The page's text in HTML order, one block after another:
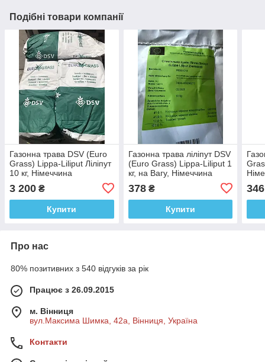
Подібні товари компанії
Газонна трава DSV (Euro
Grass) Lippa-Liliput Ліліпут
10 кг, Німеччина
3 200 ₴
Купити
Газонна трава ліліпут DSV
(Euro Grass) Lippa-Liliput 1
кг, на Вагу, Німеччина
378₴
Купити
346
Про нас
80% позитивних з 540 відгуків за рік
Працює з 26.09.2015
м. Вінниця
вул.Максима Шимка, 42а, Вінниця, Україна
Контакти